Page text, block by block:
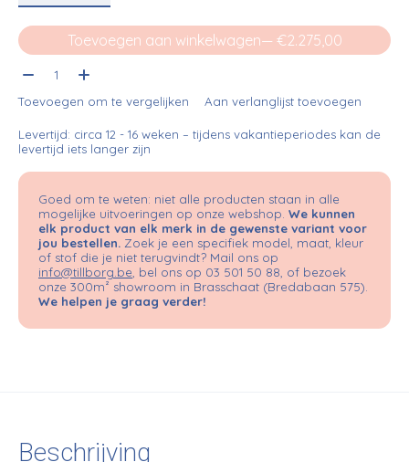
Toevoegen aan winkelwagen
— €2.275,00
Aantal:
Toevoegen om te vergelijken Aan verlanglijst toevoegen
Levertijd: circa 12 - 16 weken – tijdens vakantieperiodes kan de
levertijd iets langer zijn
Goed om te weten: niet alle producten staan in alle
mogelijke uitvoeringen op onze webshop. We kunnen
elk product van elk merk in de gewenste variant voor
jou bestellen. Zoek je een specifiek model, maat, kleur
of stof die je niet terugvindt? Mail ons op
info@tillborg.be , bel ons op 03 501 50 88, of bezoek
onze 300m² showroom in Brasschaat (Bredabaan 575).
We helpen je graag verder!
Beschrijving